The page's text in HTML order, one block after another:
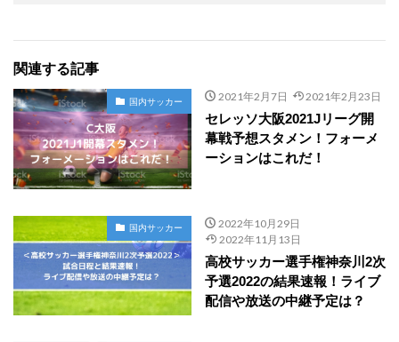
関連する記事
国内サッカー 2021年2月7日 2021年2月23日
セレッソ大阪2021Jリーグ開
幕戦予想スタメン！フォーメ
ーションはこれだ！
国内サッカー
2022年10月29日
2022年11月13日
高校サッカー選手権神奈川2次
予選2022の結果速報！ライブ
配信や放送の中継予定は？